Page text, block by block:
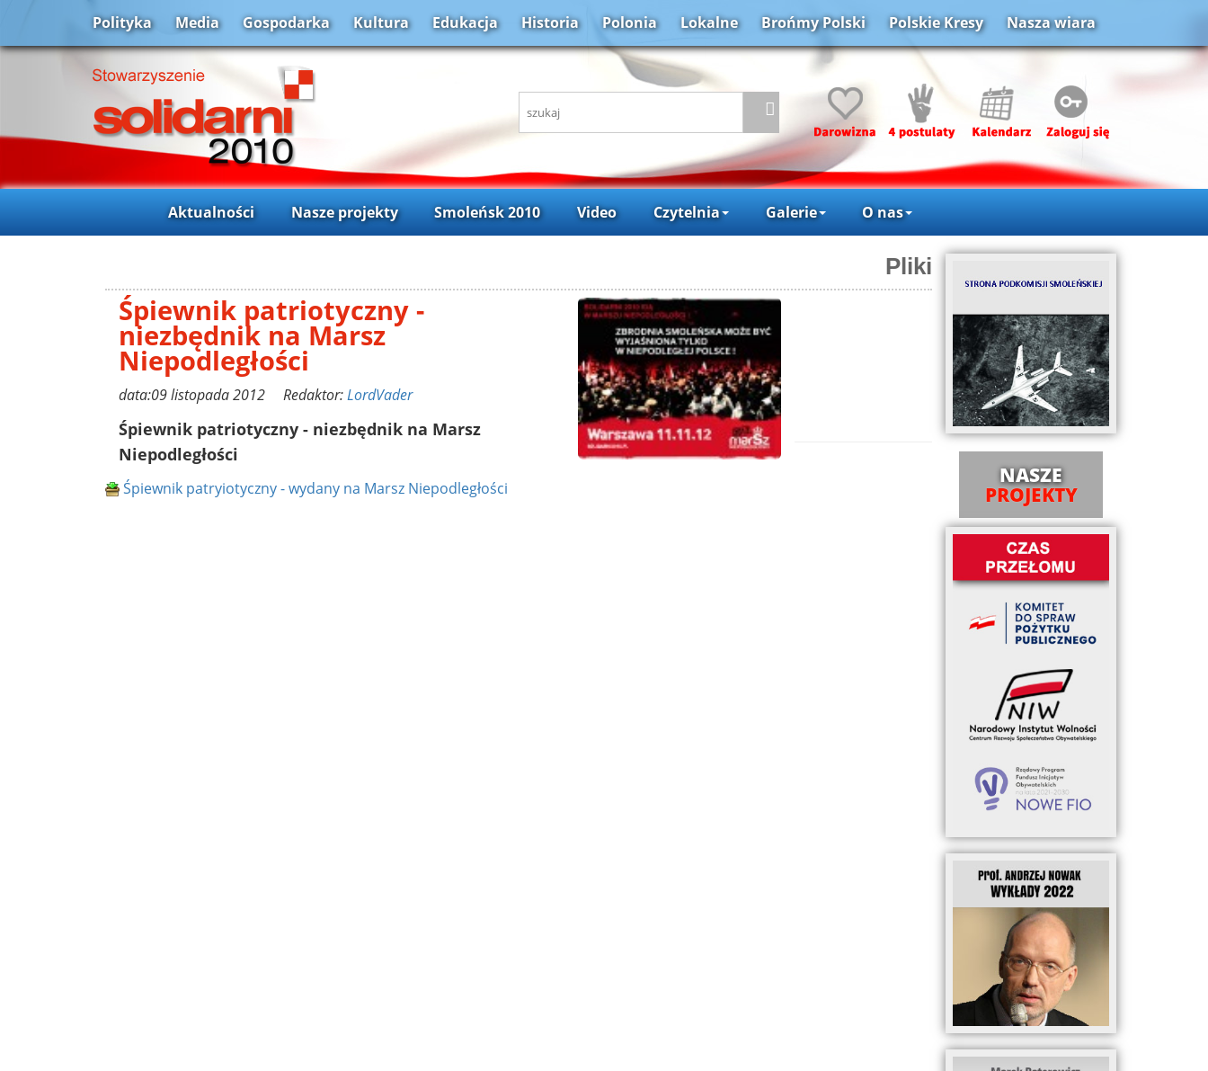
Polityka Media Gospodarka Kultura Edukacja Historia Polonia Lokalne Brońmy Polski Polskie Kresy Nasza wiara
Aktualności Nasze projekty Smoleńsk 2010 Video Czytelnia Galerie O nas
Pliki
Śpiewnik patriotyczny -
niezbędnik na Marsz
Niepodległości
data:09 listopada 2012 Redaktor:LordVader
Śpiewnik patriotyczny - niezbędnik na Marsz
Niepodległości
Śpiewnik patryiotyczny - wydany na Marsz Niepodległości
NASZE
PROJEKTY